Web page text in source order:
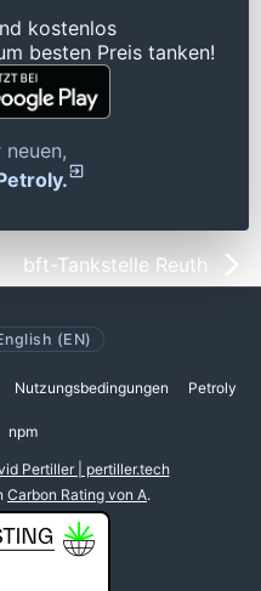
kostenlos
besten Preis tanken!
bft-Tankstelle Reuth
(EN)
Nutzungsbedingungen Petroly
npm
Pertiller | pertiller.tech
Carbon Rating von A.